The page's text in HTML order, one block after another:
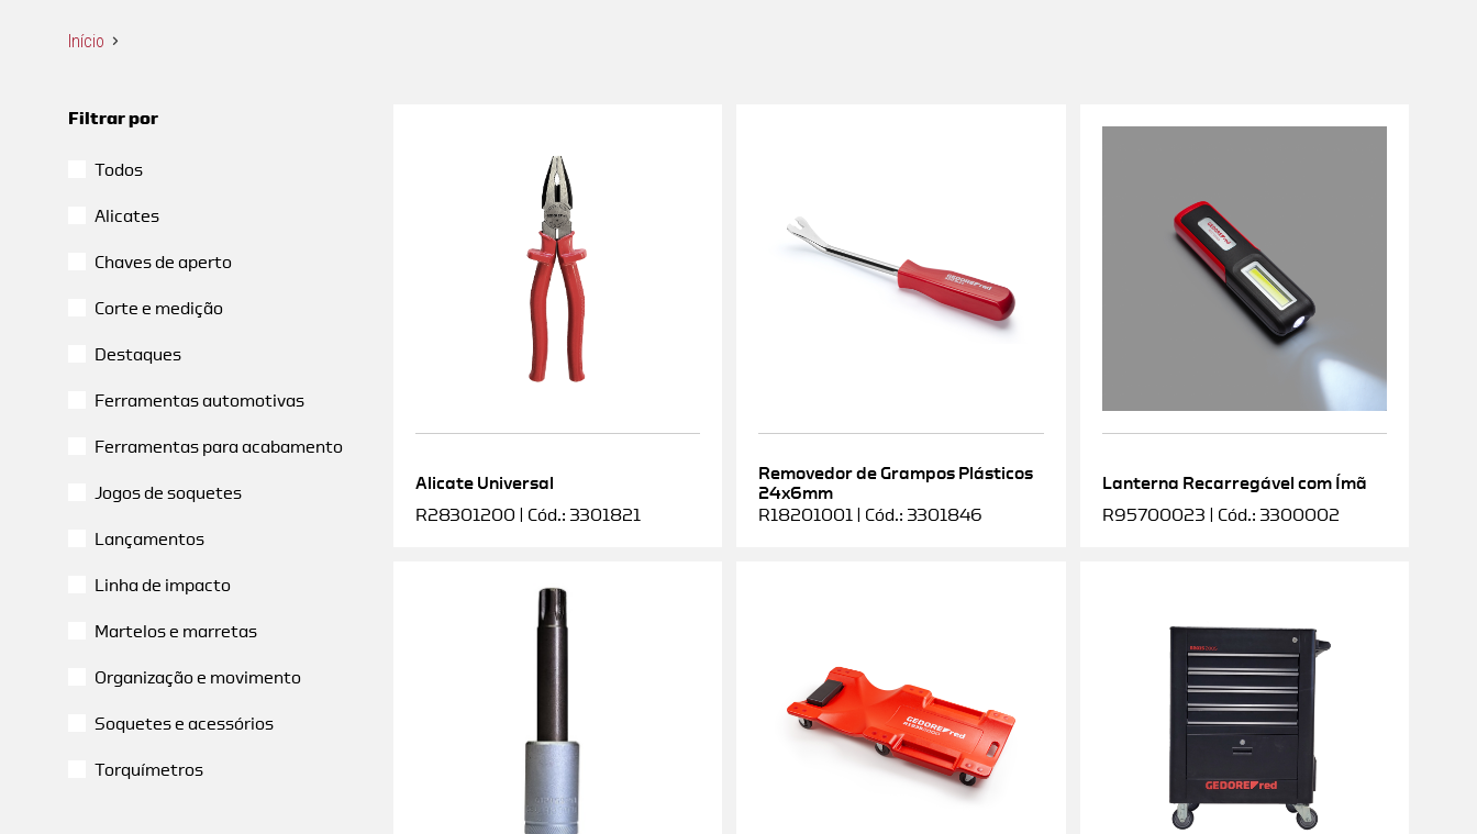
Início
Filtrar por
Todos
Alicates
Chaves de aperto
Corte e medição
Destaques
Ferramentas automotivas
Ferramentas para acabamento
Jogos de soquetes
Lançamentos
Linha de impacto
Martelos e marretas
Organização e movimento
Soquetes e acessórios
Torquímetros
Alicate Universal
R28301200 | Cód.: 3301821
Removedor de Grampos Plásticos
24x6mm
R18201001 | Cód.: 3301846
Lanterna Recarregável com Ímã
R95700023 | Cód.: 3300002